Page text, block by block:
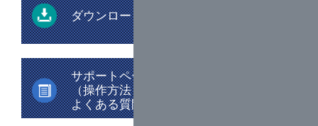
2025年10月28日
2025年11月19日、20日の2日間、池袋サンシャ
インシティ展示ホールで開催される、
術展2025関東」に出展いたします。（出展ブー
ス：2F展示ホールD ブース番号 D-57）
ぜひ皆さまのご来場心よりお待ちしておりま
す。
ダウンロード
サポートページはこちら
（操作方法・マニュアル・
よくある質問）